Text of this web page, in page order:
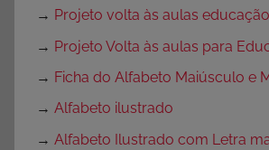
→ Projeto volta às aulas
→ Projeto Volta às aulas para
→ Ficha do Alfabeto Maiúsculo e
→ Alfabeto ilustrado
→ Alfabeto Ilustrado com Letra